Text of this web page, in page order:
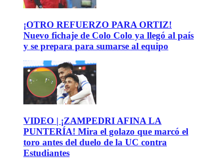
¡OTRO REFUERZO PARA ORTIZ!
Nuevo fichaje de Colo Colo ya llegó al país
y se prepara para sumarse al equipo
VIDEO | ¡ZAMPEDRI AFINA LA
PUNTERÍA! Mira el golazo que marcó el
toro antes del duelo de la UC contra
Estudiantes